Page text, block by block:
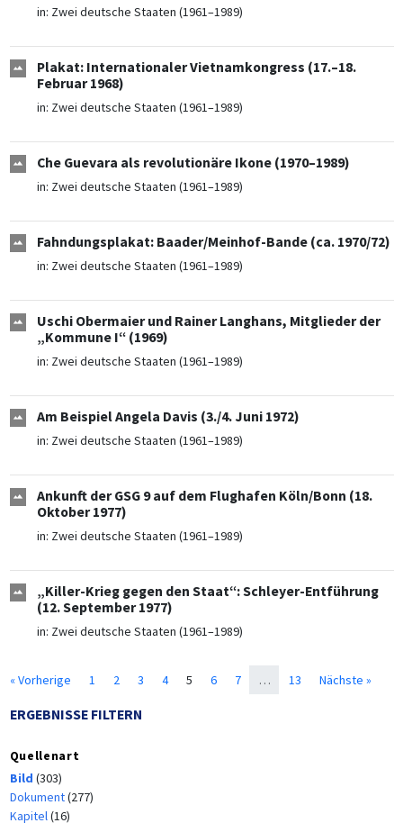
in: Zwei deutsche Staaten (1961–1989)
Plakat: Internationaler Vietnamkongress (17.–18.
Februar 1968)
in: Zwei deutsche Staaten (1961–1989)
Che Guevara als revolutionäre Ikone (1970–1989)
in: Zwei deutsche Staaten (1961–1989)
Fahndungsplakat: Baader/Meinhof-Bande (ca. 1970/72)
in: Zwei deutsche Staaten (1961–1989)
Uschi Obermaier und Rainer Langhans, Mitglieder der
„Kommune I“ (1969)
in: Zwei deutsche Staaten (1961–1989)
Am Beispiel Angela Davis (3./4. Juni 1972)
in: Zwei deutsche Staaten (1961–1989)
Ankunft der GSG 9 auf dem Flughafen Köln/Bonn (18.
Oktober 1977)
in: Zwei deutsche Staaten (1961–1989)
„Killer-Krieg gegen den Staat“: Schleyer-Entführung
(12. September 1977)
in: Zwei deutsche Staaten (1961–1989)
« Vorherige 1 2 3 4 5 6 7 … 13 Nächste »
ERGEBNISSE FILTERN
Quellenart
Bild (303)
Dokument(277)
Kapitel(16)